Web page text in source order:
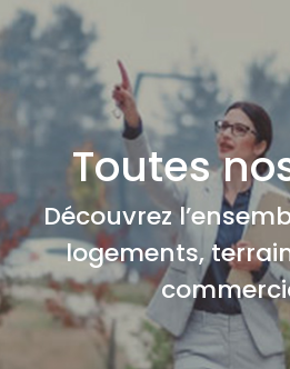
Toutes
Découvrez
logements,